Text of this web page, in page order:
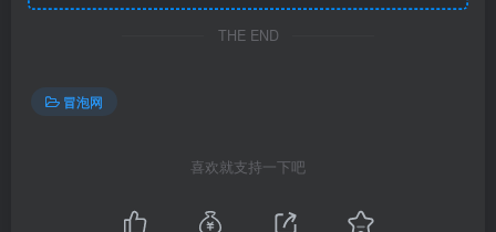
42、第24节，拆构架和替换(1).mp4
43、第25节 非寻常(1).mp4
45、第27节，如何写出强有力的期待感?(1).mp4
THE END
冒泡网
喜欢就支持一下吧